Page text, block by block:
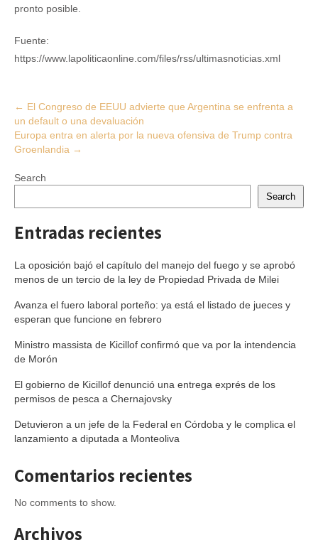
pronto posible.
Fuente:
https://www.lapoliticaonline.com/files/rss/ultimasnoticias.xml
Post
navigation
← El Congreso de EEUU advierte que Argentina se enfrenta a
un default o una devaluación
Europa entra en alerta por la nueva ofensiva de Trump contra
Groenlandia →
Search
Search
Entradas recientes
La oposición bajó el capítulo del manejo del fuego y se aprobó
menos de un tercio de la ley de Propiedad Privada de Milei
Avanza el fuero laboral porteño: ya está el listado de jueces y
esperan que funcione en febrero
Ministro massista de Kicillof confirmó que va por la intendencia
de Morón
El gobierno de Kicillof denunció una entrega exprés de los
permisos de pesca a Chernajovsky
Detuvieron a un jefe de la Federal en Córdoba y le complica el
lanzamiento a diputada a Monteoliva
Comentarios recientes
No comments to show.
Archivos